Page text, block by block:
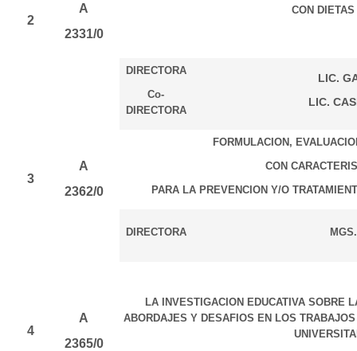
2
A
2331/0
CON
DIRECTORA
Co-
DIRECTORA
LIC.
LIC.
3
A
2362/0
FORMULACION,
CON
PARA LA PREVENCION Y/O
DIRECTORA
4
A
2365/0
LA INVESTIGACION EDUCATIVA SOBRE
ABORDAJES Y DESAFIOS EN LOS